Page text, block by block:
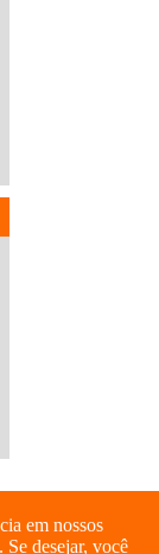
em nossos
Se desejar, você